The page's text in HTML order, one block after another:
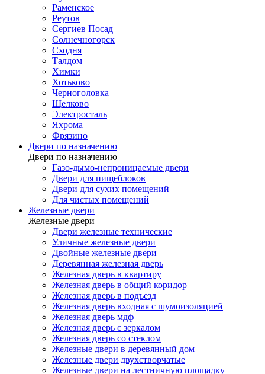
Раменское
Реутов
Сергиев Посад
Солнечногорск
Сходня
Талдом
Химки
Хотьково
Черноголовка
Щелково
Электросталь
Яхрома
Фрязино
Двери по назначению
Двери по назначению
Газо-дымо-непроницаемые двери
Двери для пищеблоков
Двери для сухих помещений
Для чистых помещений
Железные двери
Железные двери
Двери железные технические
Уличные железные двери
Двойные железные двери
Деревянная железная дверь
Железная дверь в квартиру
Железная дверь в общий коридор
Железная дверь в подъезд
Железная дверь входная с шумоизоляцией
Железная дверь мдф
Железная дверь с зеркалом
Железная дверь со стеклом
Железные двери в деревянный дом
Железные двери двухстворчатые
Железные двери на лестничную площадку